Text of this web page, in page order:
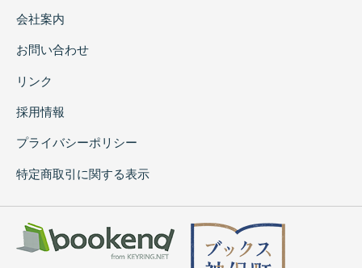
会社案内
お問い合わせ
リンク
採用情報
プライバシーポリシー
特定商取引に関する表示